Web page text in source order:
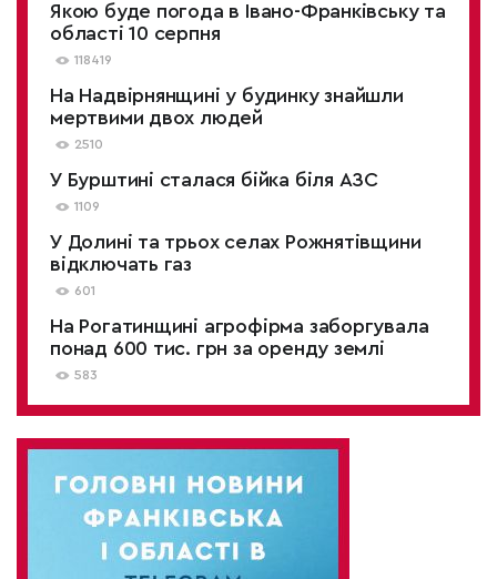
Якою буде погода в Івано-Франківську та
області 10 серпня
118419
На Надвірнянщині у будинку знайшли
мертвими двох людей
2510
У Бурштині сталася бійка біля АЗС
1109
У Долині та трьох селах Рожнятівщини
відключать газ
601
На Рогатинщині агрофірма заборгувала
понад 600 тис. грн за оренду землі
583